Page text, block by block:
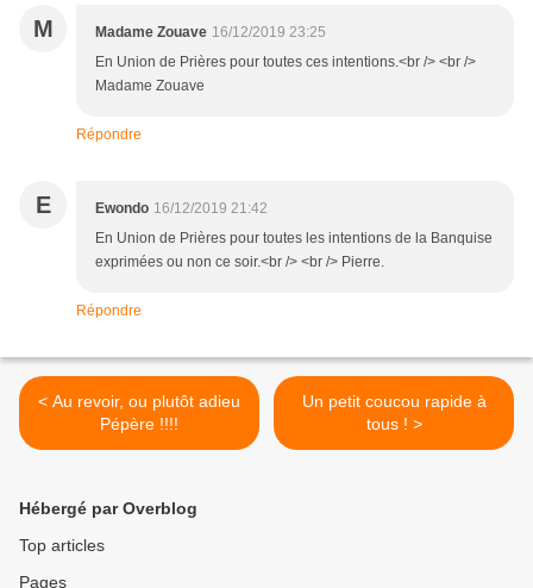
M Madame Zouave 16/12/2019 23:25
En Union de Prières pour toutes ces intentions.<br /> <br />
Madame Zouave
Répondre
E Ewondo 16/12/2019 21:42
En Union de Prières pour toutes les intentions de la Banquise
exprimées ou non ce soir.<br /> <br /> Pierre.
Répondre
< Au revoir, ou plutôt adieu
Pépère !!!!
Un petit coucou rapide à
tous ! >
Hébergé par Overblog
Top articles
Pages